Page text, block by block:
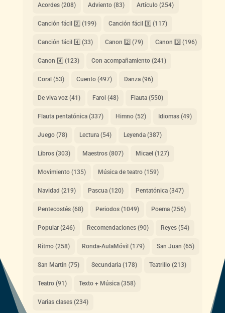
Acordes(208) Adviento(83) Artículo(254)
Canción fácil 2️⃣ (199) Canción fácil 3️⃣ (117)
Canción fácil 4️⃣ (33) Canon 2️⃣ (79) Canon 3️⃣ (196)
Canon 4️⃣ (123) Con acompañamiento(241)
Coral(53) Cuento(497) Danza(96)
De viva voz(41) Farol(48) Flauta(550)
Flauta pentatónica(337) Himno(52) Idiomas(49)
Juego(78) Lectura(54) Leyenda(387)
Libros(303) Maestros(807) Micael(127)
Movimiento(135) Música de teatro(159)
Navidad (219) Pascua(120) Pentatónica(347)
Pentecostés(68) Periodos(1049) Poema(256)
Popular(246) Recomendaciones(90) Reyes(54)
Ritmo(258) Ronda-AulaMóvil(179) San Juan (65)
San Martín (75) Secundaria(178) Teatrillo(213)
Teatro(91) Texto + Música(358)
Varias clases(234)